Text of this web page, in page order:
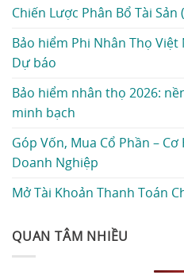
Chiến Lược Phân Bổ Tài
Bảo hiểm Phi Nhân Thọ Việt
Dự báo
Bảo hiểm nhân thọ 2026:
minh bạch
Góp Vốn, Mua Cổ Phần –
Doanh Nghiệp
Mở Tài Khoản Thanh Toán
QUAN TÂM NHIỀU